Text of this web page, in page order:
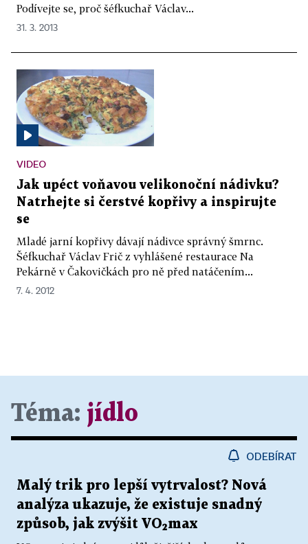
Podívejte se, proč šéfkuchař Václav...
31. 3. 2013
VIDEO
Jak upéct voňavou velikonoční nádivku?
Natrhejte si čerstvé kopřivy a inspirujte
se
Mladé jarní kopřivy dávají nádivce správný šmrnc.
Šéfkuchař Václav Frič z vyhlášené restaurace Na
Pekárně v Čakovičkách pro ně před natáčením...
7. 4. 2012
Téma: jídlo
ODEBÍRAT
Malý trik pro lepší vytrvalost? Nová
analýza ukazuje, že existuje snadný
způsob, jak zvýšit VO₂max